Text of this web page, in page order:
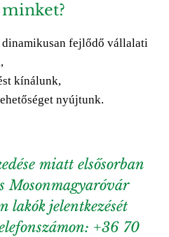
dinamikusan fejlődő vállalati
kínálunk,
nyújtunk.
miatt elsősorban
Mosonmagyaróvár
lakók jelentkezését
+36 70